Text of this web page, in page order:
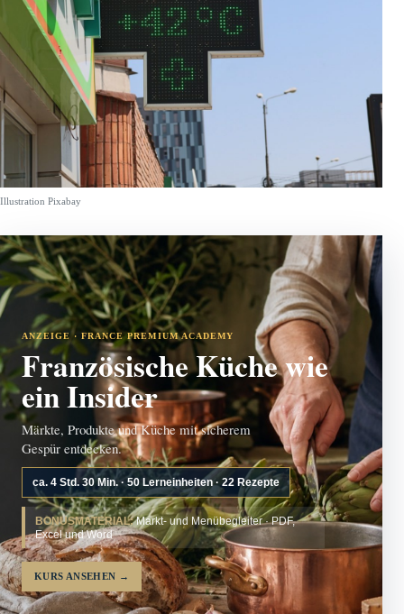
Illustration Pixabay
ANZEIGE · FRANCE PREMIUM ACADEMY
Französische Küche wie
ein Insider
Märkte, Produkte und Küche mit sicherem
Gespür entdecken.
ca. 4 Std. 30 Min. · 50 Lerneinheiten · 22 Rezepte
BONUSMATERIAL:Markt- und Menübegleiter · PDF,
Excel und Word
KURS ANSEHEN →